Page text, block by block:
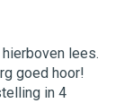
lees.
goed hoor!
in 4